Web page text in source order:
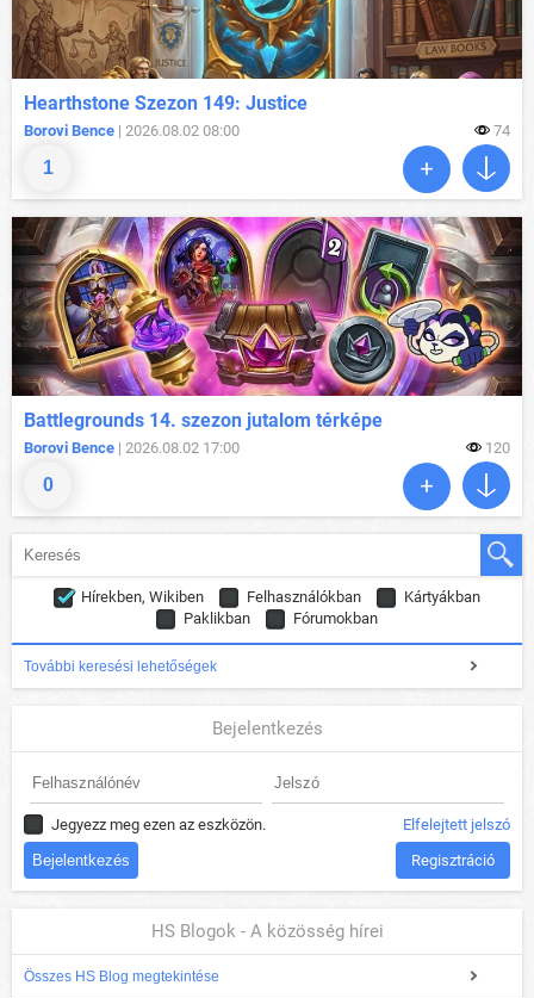
1
Hearthstone Szezon 149: Justice
Borovi Bence | 2026.08.02 08:00 74
0
Battlegrounds 14. szezon jutalom térképe
Borovi Bence | 2026.08.02 17:00 120
Hírekben, Wikiben Felhasználókban
Kártyákban
Paklikban
Fórumokban
További keresési lehetőségek
Bejelentkezés
Jegyezz meg ezen az eszközön. Elfelejtett jelszó
Regisztráció
HS Blogok - A közösség hírei
Összes HS Blog megtekintése